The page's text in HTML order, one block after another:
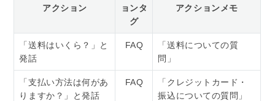
アクション
ョンタ
グ
アクションメモ
「送料はいくら？」と
発話
FAQ
「送料についての質
問」
「支払い方法は何があ
りますか？」と発話
FAQ
「クレジットカード・
振込についての質問」